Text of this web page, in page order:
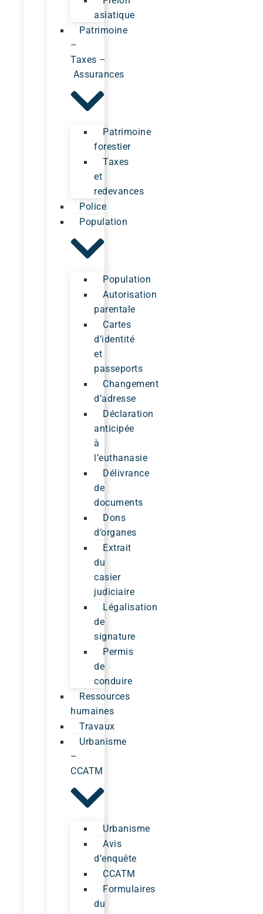
asiatique
Patrimoine
–
Taxes –
Assurances
Patrimoine
forestier
Taxes
et
redevances
Police
Population
Population
Autorisation
parentale
Cartes
d’identité
et
passeports
Changement
d’adresse
Déclaration
anticipée
à
l’euthanasie
Délivrance
de
documents
Dons
d’organes
Extrait
du
casier
judiciaire
Légalisation
de
signature
Permis
de
conduire
Ressources
humaines
Travaux
Urbanisme
–
CCATM
Urbanisme
Avis
d’enquête
CCATM
Formulaires
du